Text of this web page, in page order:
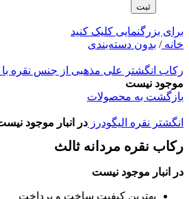
ثبت
برای بزرگنمایی کلیک کنید
خانه/ بدون دسته‌بندی
رکاب انگشتر علی مذهبی از جنس نقره
موجود نیست
بازگشت به محصولات
انگشتر نقره الیگودرز در انبار موجود
رکاب نقره مردانه ثالث
در انبار موجود نیست
بهترین کیفیت ساخت و پرداخت